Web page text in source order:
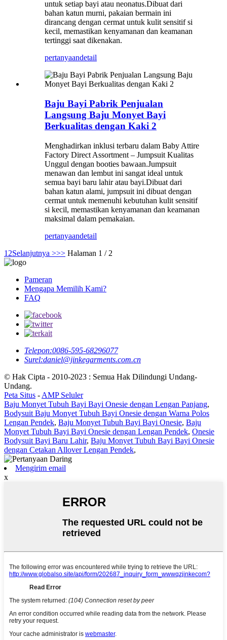
untuk setiap bayi atau neonatus.Dibuat dari
bahan katun murni, pakaian bermain ini
dirancang dengan cermat untuk kulit sensitif si
kecil, memastikan kenyamanan dan keamanan
tertinggi saat dikenakan.
pertanyaandetail
Baju Bayi Pabrik Penjualan
Langsung Baju Monyet Bayi
Berkualitas dengan Kaki 2
Menghadirkan inklusi terbaru dalam Baby Attire
Factory Direct Assortment – ​​Jumpsuit Kualitas
Unggul dengan booties bawaan.Jumpsuit
menawan dan lembut ini sangat ideal untuk
semua bayi baru lahir atau bayi.Dibuat dari
bahan katun alami, jumpsuit ini dibuat dengan
cermat untuk memenuhi kebutuhan kulit sensitif
si kecil, memastikan kenyamanan dan keamanan
maksimal dalam pemakaian.
pertanyaandetail
1 2Selanjutnya >>> Halaman 1 / 2
Pameran
Mengapa Memilih Kami?
FAQ
Telepon:0086-595-68296077
Surel:daniel@jinkegarments.com.cn
© Hak Cipta - 2010-2023 : Semua Hak Dilindungi Undang-
Undang.
Peta Situs - AMP Seluler
Baju Monyet Tubuh Bayi Bayi Onesie dengan Lengan Panjang,
Bodysuit Baju Monyet Tubuh Bayi Onesie dengan Warna Polos
Lengan Pendek, Baju Monyet Tubuh Bayi Bayi Onesie, Baju
Monyet Tubuh Bayi Bayi Onesie dengan Lengan Pendek, Onesie
Bodysuit Bayi Baru Lahir, Baju Monyet Tubuh Bayi Bayi Onesie
dengan Cetakan Allover Lengan Pendek,
Mengirim email
x